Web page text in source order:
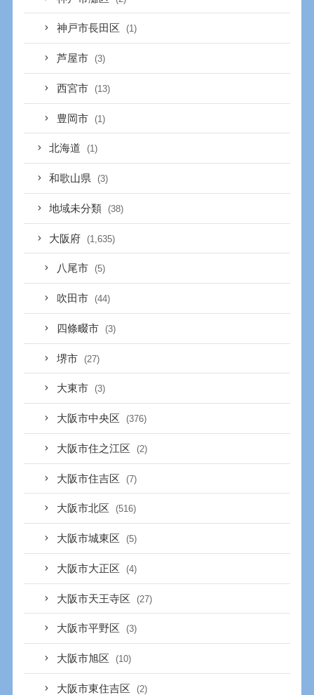
神戸市長田区 (1)
芦屋市 (3)
西宮市 (13)
豊岡市 (1)
北海道 (1)
和歌山県 (3)
地域未分類 (38)
大阪府 (1,635)
八尾市 (5)
吹田市 (44)
四條畷市 (3)
堺市 (27)
大東市 (3)
大阪市中央区 (376)
大阪市住之江区 (2)
大阪市住吉区 (7)
大阪市北区 (516)
大阪市城東区 (5)
大阪市大正区 (4)
大阪市天王寺区 (27)
大阪市平野区 (3)
大阪市旭区 (10)
大阪市東住吉区 (2)